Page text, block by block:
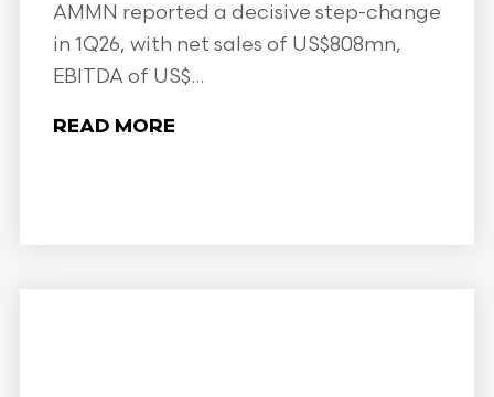
AMMN reported a decisive step-change
in 1Q26, with net sales of US$808mn,
EBITDA of US$...
READ MORE